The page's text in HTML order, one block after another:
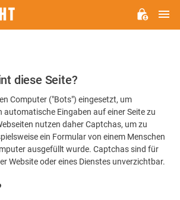
diese Seite?
Computer ("Bots") eingesetzt, um
automatische Eingaben auf einer Seite zu
nutzen daher Captchas, um zu
ein Formular von einem Menschen
ausgefüllt wurde. Captchas sind für
Website oder eines Dienstes unverzichtbar.